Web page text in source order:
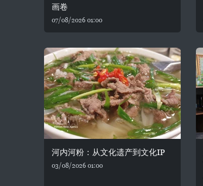
画卷
07/08/2026 01:00
河内河粉：从文化遗产到文化IP
03/08/2026 01:00